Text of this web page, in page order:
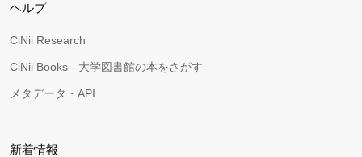
ヘルプ
CiNii Research
CiNii Books - 大学図書館の本をさがす
メタデータ・API
新着情報